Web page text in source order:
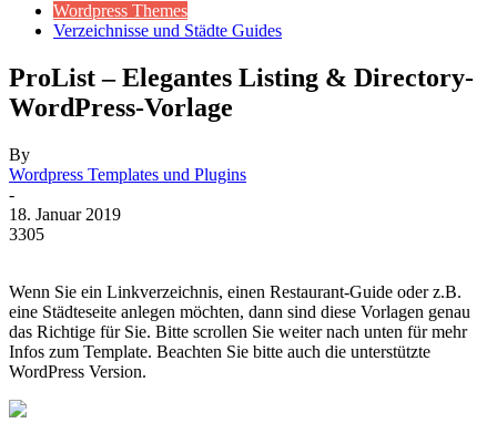
Wordpress Themes
Verzeichnisse und Städte Guides
ProList – Elegantes Listing & Directory-
WordPress-Vorlage
By
Wordpress Templates und Plugins
-
18. Januar 2019
3305
Wenn Sie ein Linkverzeichnis, einen Restaurant-Guide oder z.B.
eine Städteseite anlegen möchten, dann sind diese Vorlagen genau
das Richtige für Sie. Bitte scrollen Sie weiter nach unten für mehr
Infos zum Template. Beachten Sie bitte auch die unterstützte
WordPress Version.